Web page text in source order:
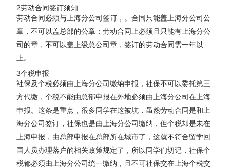
2劳动合同签订须知
劳动合同必须与上海分公司签订，。合同只能盖上海分公司公
章，不可以盖总部的公章；劳动合同上必须且只能有上海分公
司的章，不可以盖上级总公司章，签订的劳动合同需一年以
上。
3个税申报
社保及个税必须由上海分公司缴纳申报，社保不可以委托第三
方代缴，个税不能由总部申报在外地必须由上海分公司在上海
申报。这条是重点，很多同学在这被坑，虽然劳动合同是和上
海分公司签订，社保也是由上海分公司缴纳，但个税却是未在
上海申报，由总部申报在总部所在城市了，这就不符合留学回
国人员办理落户的相关政策规定了，所以同学们切记，社保个
税都必须由上海分公司统一缴纳，且不可社保交在上海个税交